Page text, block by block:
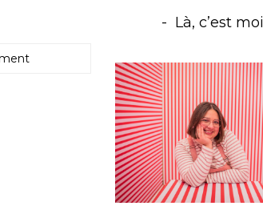
Là, c’est moi